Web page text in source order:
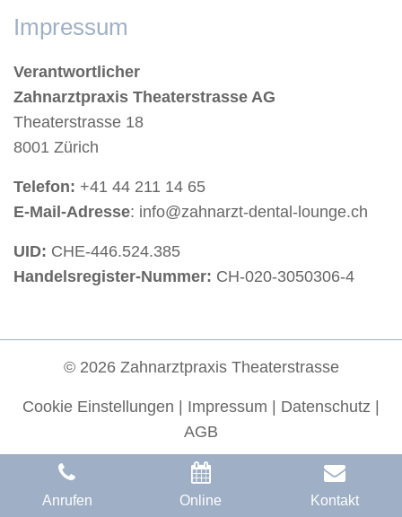
Impressum
Verantwortlicher
Zahnarztpraxis Theaterstrasse AG
Theaterstrasse 18
8001 Zürich
Telefon: +41 44 211 14 65
E-Mail-Adresse: info@zahnarzt-dental-lounge.ch
UID: CHE-446.524.385
Handelsregister-Nummer: CH-020-3050306-4
© 2026 Zahnarztpraxis Theaterstrasse
Cookie Einstellungen | Impressum | Datenschutz |
AGB
Anrufen Online Kontakt